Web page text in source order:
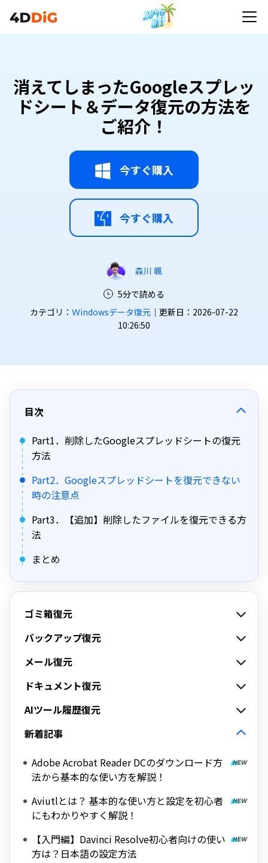
消えてしまったGoogleスプレッ
ドシート＆データ復元の方法を
ご紹介！
今すぐ購入
今すぐ購入
森川 颯
5分で読める
カテゴリ： Ｗindowsデータ復元 ｜更新日：2026-07-22
10:26:50
目次
Part1．削除したGoogleスプレッドシートの復元
方法
Part2．Googleスプレッドシートを復元できない
時の注意点
Part3．【追加】削除したファイルを復元できる方
法
まとめ
ゴミ箱復元
バックアップ復元
メール復元
ドキュメント復元
AIツール履歴復元
新着記事
Adobe Acrobat Reader DCのダウンロード方
法から基本的な使い方を解説！
Aviutlとは？ 基本的な使い方と設定を初心者
にもわかりやすく解説！
【入門編】Davinci Resolve初心者向けの使い
方は？日本語の設定方法